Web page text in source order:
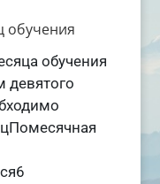
обучения
обучения
девятого